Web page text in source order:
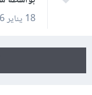
18 يناير 2016